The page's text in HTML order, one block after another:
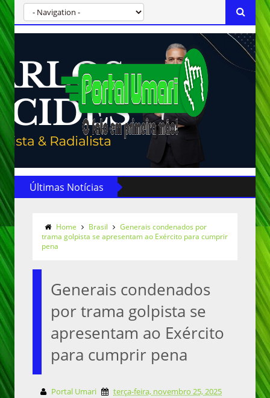
Últimas Notícias
Home Brasil
Generais condenados por
trama golpista se apresentam ao Exército para cumprir
pena
Generais condenados
por trama golpista se
apresentam ao Exército
para cumprir pena
Portal Umari terça-feira, novembro 25, 2025